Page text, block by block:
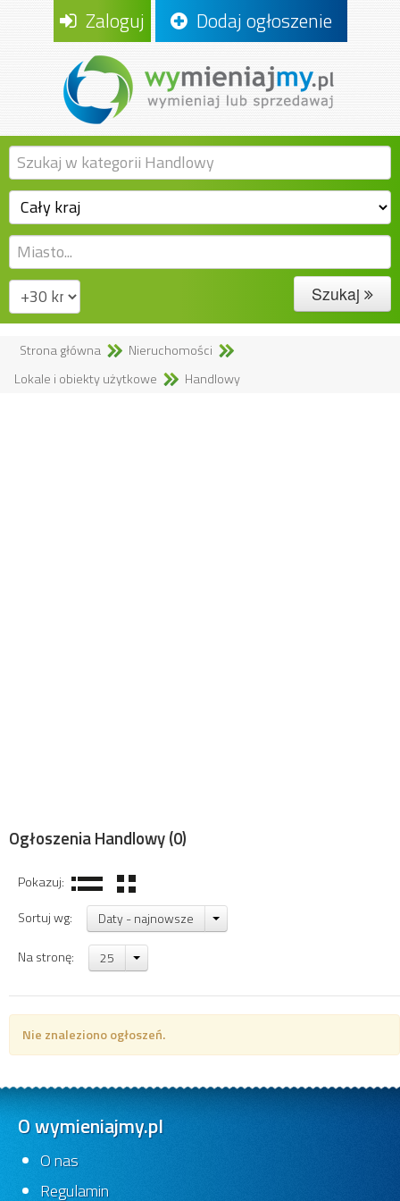
Zaloguj Dodaj ogłoszenie
Szukaj
Strona główna
Nieruchomości
Lokale i obiekty użytkowe
Handlowy
Ogłoszenia Handlowy(0)
Pokazuj:
Sortuj wg:
Daty - najnowsze
Na stronę: 25
Nie znaleziono ogłoszeń.
O wymieniajmy.pl
O nas
Regulamin